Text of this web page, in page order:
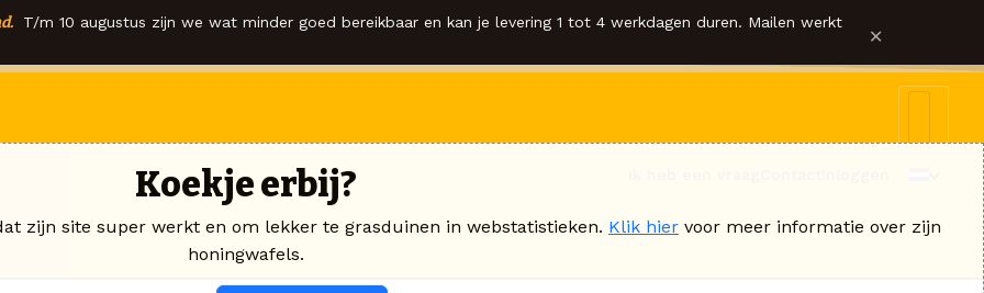
T/m 10 augustus zijn we wat minder goed bereikbaar en kan je levering 1 tot 4 werkdagen duren. Mailen werkt ×
Koekje erbij?
zijn site super werkt en om lekker te grasduinen in webstatistieken. Klik hier voor meer informatie over zijn
honingwafels.